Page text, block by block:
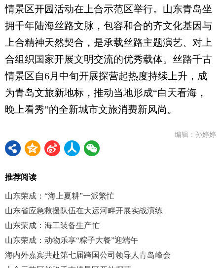
情景区开园活动在上合示范区举行。山东青岛坐
拥千年陆海丝路文脉，包容和合的齐文化基因与
上合精神天然契合，是承载丝路主题演艺、对上
合组织国家开展文明交流的优秀载体。丝路千古
情景区自6月中旬开展探营起热度持续上升，成
为青岛文旅新地标，推动当地形成“白天看海，
晚上看秀”的全新城市文旅消费新风尚。
编辑：孙婷婷
推荐阅读
山东荣成：“海上夏耕”一派繁忙
山东省应急救援队伍在大运河畔开展实战演练
山东荣成：海工装备生产忙
山东荣成：动物乐享“粽子大餐”迎端午
海内外嘉宾共赴第七届跨国公司领导人青岛峰会